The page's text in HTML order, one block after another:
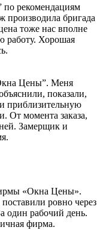
рекомендациям
производила бригада
тоже нас вполне
работу. Хорошая
Цены”. Меня
показали,
приблизительную
От момента заказа,
Замерщик и
«Окна Цены».
ровно через
один рабочий день.
фирма.